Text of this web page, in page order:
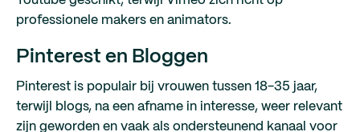
professionele makers en animators.
Pinterest en Bloggen
Pinterest is populair bij vrouwen tussen 18-35 jaar,
terwijl blogs, na een afname in interesse, weer relevant
zijn geworden en vaak als ondersteunend kanaal voor